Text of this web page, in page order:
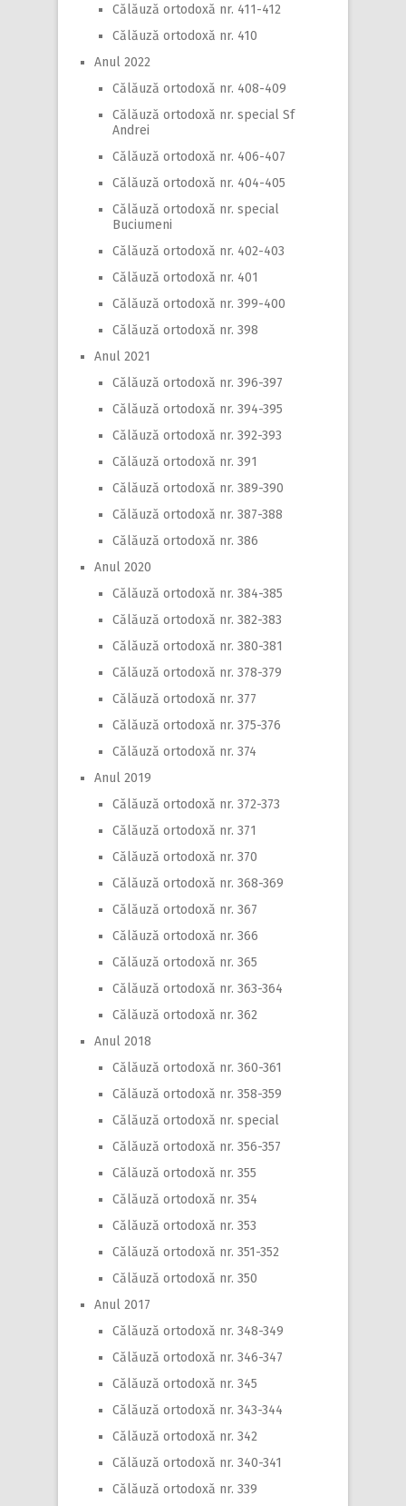
Călăuză ortodoxă nr. 411-412
Călăuză ortodoxă nr. 410
Anul 2022
Călăuză ortodoxă nr. 408-409
Călăuză ortodoxă nr. special Sf
Andrei
Călăuză ortodoxă nr. 406-407
Călăuză ortodoxă nr. 404-405
Călăuză ortodoxă nr. special
Buciumeni
Călăuză ortodoxă nr. 402-403
Călăuză ortodoxă nr. 401
Călăuză ortodoxă nr. 399-400
Călăuză ortodoxă nr. 398
Anul 2021
Călăuză ortodoxă nr. 396-397
Călăuză ortodoxă nr. 394-395
Călăuză ortodoxă nr. 392-393
Călăuză ortodoxă nr. 391
Călăuză ortodoxă nr. 389-390
Călăuză ortodoxă nr. 387-388
Călăuză ortodoxă nr. 386
Anul 2020
Călăuză ortodoxă nr. 384-385
Călăuză ortodoxă nr. 382-383
Călăuză ortodoxă nr. 380-381
Călăuză ortodoxă nr. 378-379
Călăuză ortodoxă nr. 377
Călăuză ortodoxă nr. 375-376
Călăuză ortodoxă nr. 374
Anul 2019
Călăuză ortodoxă nr. 372-373
Călăuză ortodoxă nr. 371
Călăuză ortodoxă nr. 370
Călăuză ortodoxă nr. 368-369
Călăuză ortodoxă nr. 367
Călăuză ortodoxă nr. 366
Călăuză ortodoxă nr. 365
Călăuză ortodoxă nr. 363-364
Călăuză ortodoxă nr. 362
Anul 2018
Călăuză ortodoxă nr. 360-361
Călăuză ortodoxă nr. 358-359
Călăuză ortodoxă nr. special
Călăuză ortodoxă nr. 356-357
Călăuză ortodoxă nr. 355
Călăuză ortodoxă nr. 354
Călăuză ortodoxă nr. 353
Călăuză ortodoxă nr. 351-352
Călăuză ortodoxă nr. 350
Anul 2017
Călăuză ortodoxă nr. 348-349
Călăuză ortodoxă nr. 346-347
Călăuză ortodoxă nr. 345
Călăuză ortodoxă nr. 343-344
Călăuză ortodoxă nr. 342
Călăuză ortodoxă nr. 340-341
Călăuză ortodoxă nr. 339